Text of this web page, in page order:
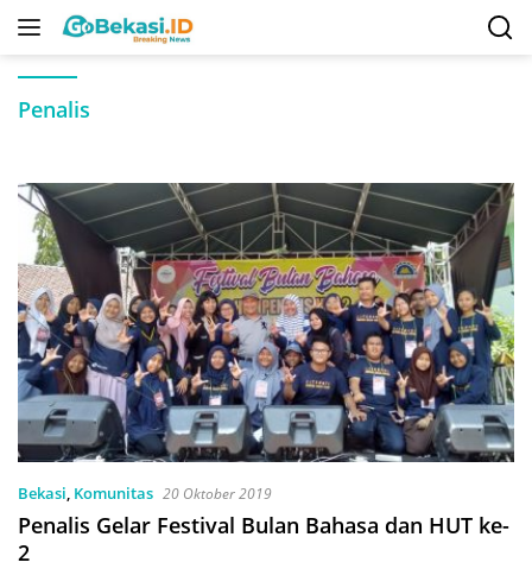
Langsung
Penalis
Bekasi, Komunitas 20 Oktober 2019
Penalis Gelar Festival Bulan Bahasa dan HUT ke-
2